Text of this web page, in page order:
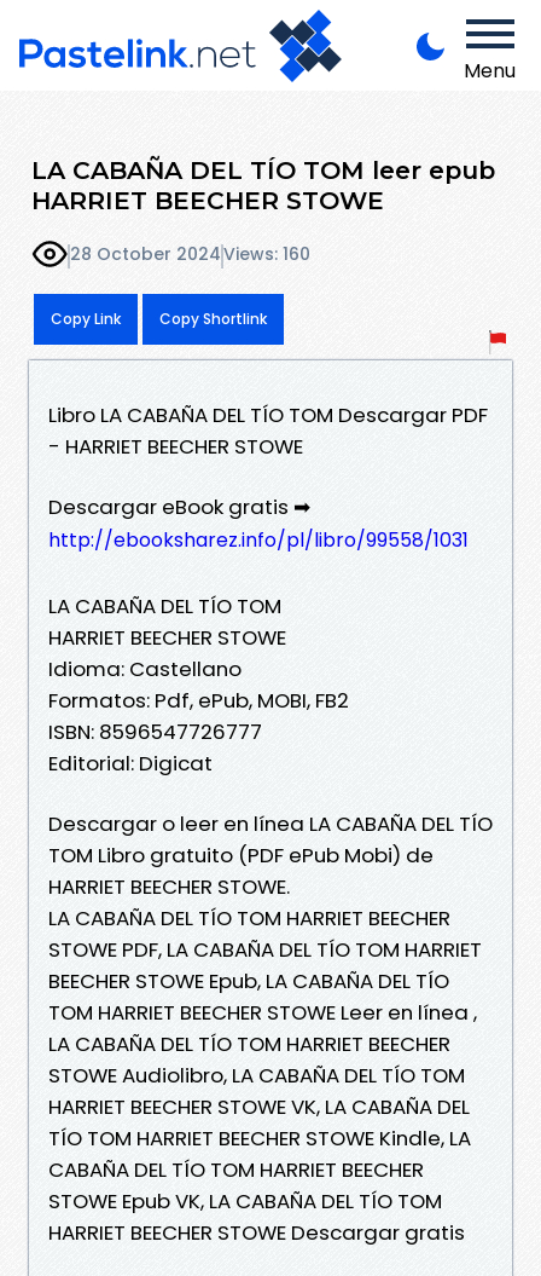
Menu
LA CABAÑA DEL TÍO TOM leer epub
HARRIET BEECHER STOWE
28 October 2024Views: 160
Copy Link Copy Shortlink
Libro LA CABAÑA DEL TÍO TOM Descargar PDF
- HARRIET BEECHER STOWE
Descargar eBook gratis ➡
http://ebooksharez.info/pl/libro/99558/1031
LA CABAÑA DEL TÍO TOM
HARRIET BEECHER STOWE
Idioma: Castellano
Formatos: Pdf, ePub, MOBI, FB2
ISBN: 8596547726777
Editorial: Digicat
Descargar o leer en línea LA CABAÑA DEL TÍO
TOM Libro gratuito (PDF ePub Mobi) de
HARRIET BEECHER STOWE.
LA CABAÑA DEL TÍO TOM HARRIET BEECHER
STOWE PDF, LA CABAÑA DEL TÍO TOM HARRIET
BEECHER STOWE Epub, LA CABAÑA DEL TÍO
TOM HARRIET BEECHER STOWE Leer en línea ,
LA CABAÑA DEL TÍO TOM HARRIET BEECHER
STOWE Audiolibro, LA CABAÑA DEL TÍO TOM
HARRIET BEECHER STOWE VK, LA CABAÑA DEL
TÍO TOM HARRIET BEECHER STOWE Kindle, LA
CABAÑA DEL TÍO TOM HARRIET BEECHER
STOWE Epub VK, LA CABAÑA DEL TÍO TOM
HARRIET BEECHER STOWE Descargar gratis